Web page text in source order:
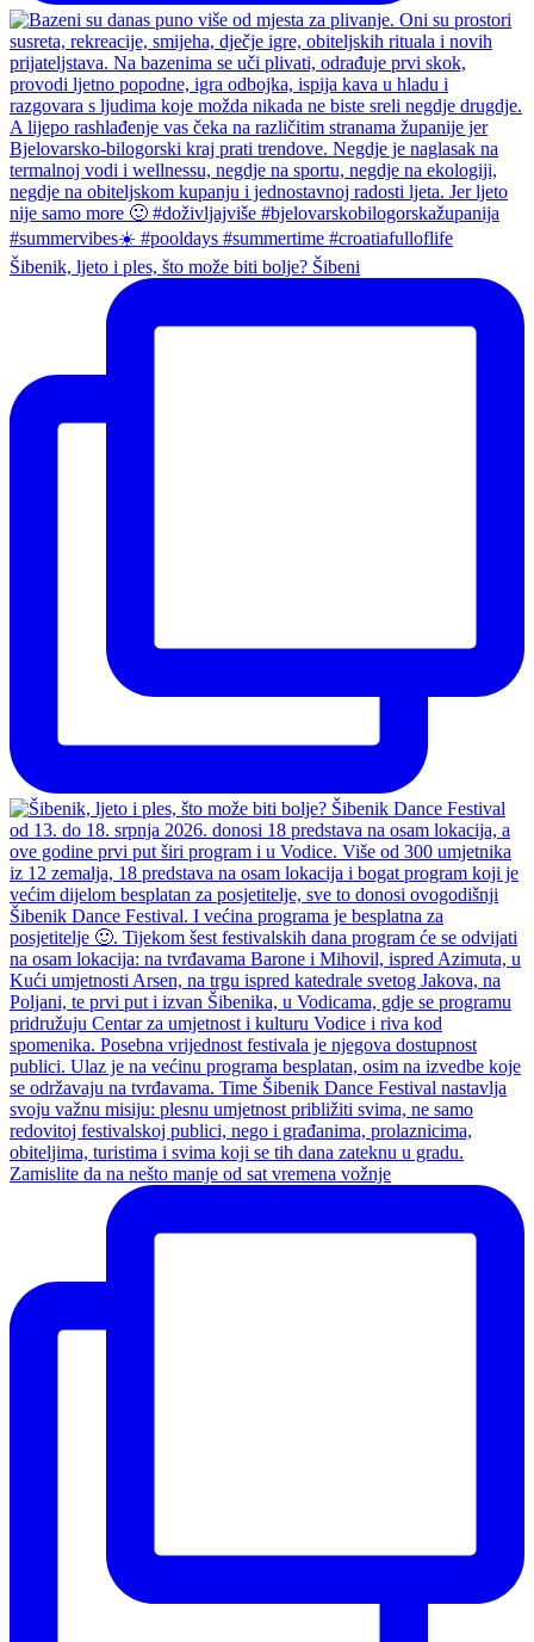
Šibenik, ljeto i ples, što može biti bolje? Šibeni
Zamislite da na nešto manje od sat vremena vožnje